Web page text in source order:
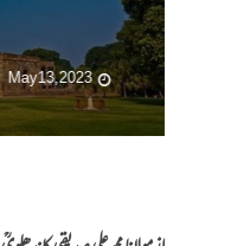
May 13, 2023